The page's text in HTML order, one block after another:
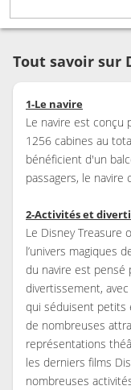
Tout savoir sur
1-Le navire
Le navire est conçu
1256 cabines au
bénéficient d'un
passagers, le
2-Activités et
Le Disney Treasure
l’univers magiques
du navire est pensé
divertissement,
qui séduisent petits
de nombreuses
représentations
les derniers films
nombreuses